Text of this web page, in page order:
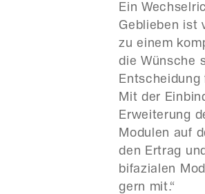
Ein
Geblieben ist
zu einem
die Wünsche
Mit der
Erweiterung
Modulen auf
den Ertrag
bifazialen
gern mit.“